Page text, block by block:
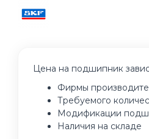
Цена на подшипник
Фирмы
Требуемого
Модификации
Наличия на складе